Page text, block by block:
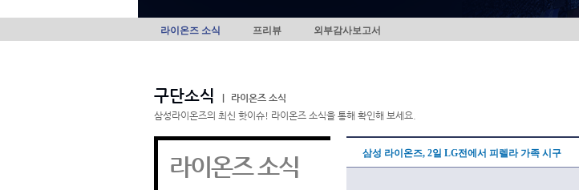
라이온즈 소식 프리뷰 외부감사보고서
구단소식
라이온즈 소식
삼성라이온즈의 최신 핫이슈! 라이온즈 소식을 통해 확인해 보세요.
라이온즈 소식 삼성 라이온즈, 2일 LG전에서 피렐라 가족 시구